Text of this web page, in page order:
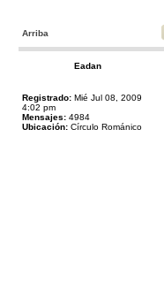
Arriba
Eadan
Registrado: Mié Jul 08, 2009
4:02 pm
Mensajes: 4984
Ubicación: Círculo Románico